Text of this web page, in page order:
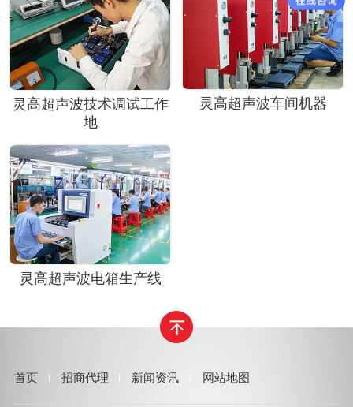
灵高超声波技术调试工作
地
灵高超声波车间机器
灵高超声波电箱生产线
首页 招商代理 新闻资讯 网站地图